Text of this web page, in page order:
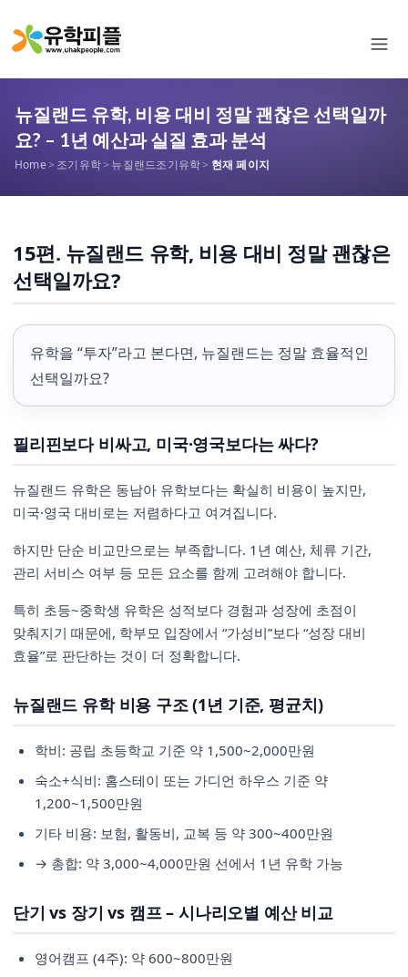
뉴질랜드 유학, 비용 대비 정말 괜찮은 선택일까
요? – 1년 예산과 실질 효과 분석
Home> 조기유학> 뉴질랜드조기유학> 현재 페이지
15편. 뉴질랜드 유학, 비용 대비 정말 괜찮은
선택일까요?
유학을 “투자”라고 본다면, 뉴질랜드는 정말 효율적인
선택일까요?
필리핀보다 비싸고, 미국·영국보다는 싸다?
뉴질랜드 유학은 동남아 유학보다는 확실히 비용이 높지만,
미국·영국 대비로는 저렴하다고 여겨집니다.
하지만 단순 비교만으로는 부족합니다. 1년 예산, 체류 기간,
관리 서비스 여부 등 모든 요소를 함께 고려해야 합니다.
특히 초등~중학생 유학은 성적보다 경험과 성장에 초점이
맞춰지기 때문에, 학부모 입장에서 “가성비”보다 “성장 대비
효율”로 판단하는 것이 더 정확합니다.
뉴질랜드 유학 비용 구조 (1년 기준, 평균치)
학비: 공립 초등학교 기준 약 1,500~2,000만원
숙소+식비: 홈스테이 또는 가디언 하우스 기준 약
1,200~1,500만원
기타 비용: 보험, 활동비, 교복 등 약 300~400만원
→ 총합: 약 3,000~4,000만원 선에서 1년 유학 가능
단기 vs 장기 vs 캠프 – 시나리오별 예산 비교
영어캠프 (4주): 약 600~800만원